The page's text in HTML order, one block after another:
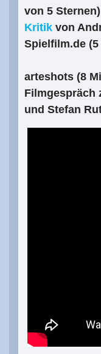
von 5 Sternen)
Kritik von
Spielfilm.de
arteshots (8
Filmgespräch
und Stefan